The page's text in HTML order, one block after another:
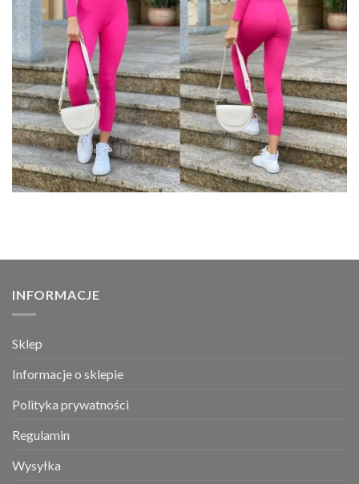
INFORMACJE
Sklep
Informacje o sklepie
Polityka prywatności
Regulamin
Wysyłka